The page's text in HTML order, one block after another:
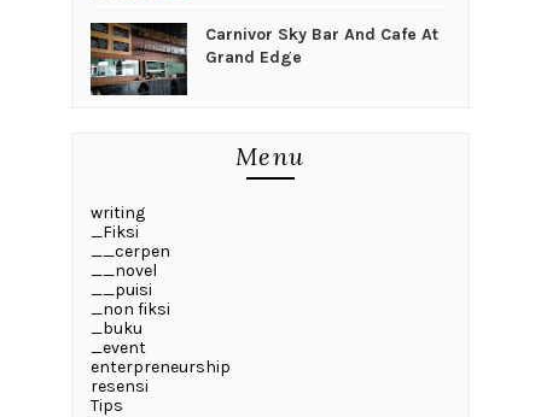
Carnivor Sky Bar And Cafe At
Grand Edge
Menu
writing
_Fiksi
__cerpen
__novel
__puisi
_non fiksi
_buku
_event
enterpreneurship
resensi
Tips